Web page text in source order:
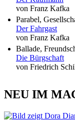
von Franz Kafka
Parabel,
Der Fahrgast
von Franz Kafka
Ballade,
Die Bürgschaft
von Friedrich
NEU IM